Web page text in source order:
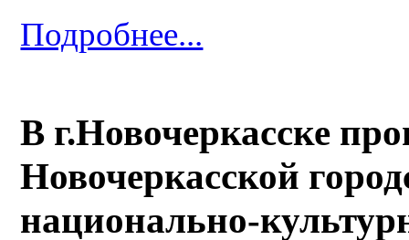
Подробнее...
В г.Новочеркасске
Новочеркасской
национально-